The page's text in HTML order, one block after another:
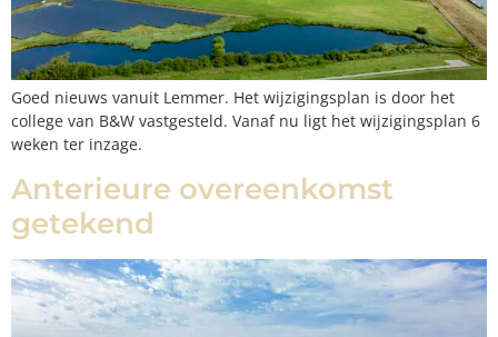
Goed nieuws vanuit Lemmer. Het wijzigingsplan is door het
college van B&W vastgesteld. Vanaf nu ligt het wijzigingsplan 6
weken ter inzage.
Anterieure overeenkomst
getekend